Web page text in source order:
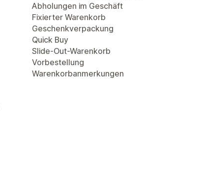
Abholungen im Geschäft
Fixierter Warenkorb
Geschenkverpackung
Quick Buy
Slide-Out-Warenkorb
Vorbestellung
Warenkorbanmerkungen